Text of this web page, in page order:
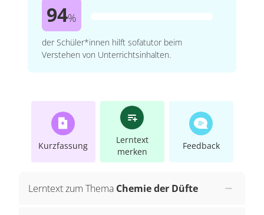
94%
der Schüler*innen hilft sofatutor beim
Verstehen von Unterrichtsinhalten.
Kurzfassung
Lerntext
merken
Feedback
Lerntext zum Thema Chemie der Düfte